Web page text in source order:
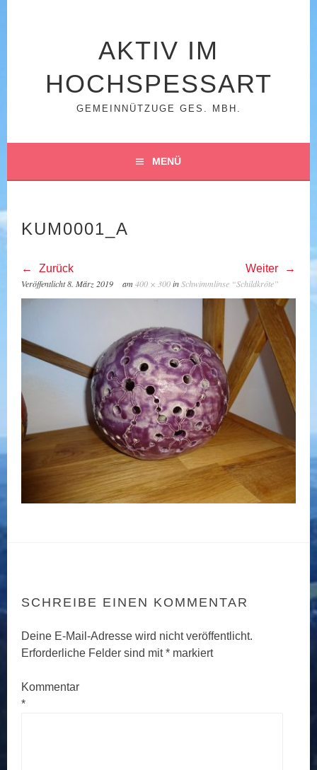
AKTIV IM
HOCHSPESSART
GEMEINNÜTZUGE GES. MBH.
MENÜ
KUM0001_A
Zurück Weiter
Veröffentlicht8. März 2019 am400 × 300inSchwimmlinse “Schildkröte”
SCHREIBE EINEN KOMMENTAR
Deine E-Mail-Adresse wird nicht veröffentlicht.
Erforderliche Felder sind mit* markiert
Kommentar
*